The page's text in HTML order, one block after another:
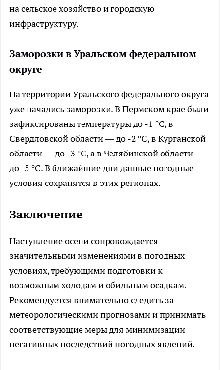
на сельское хозяйство и городскую
инфраструктуру.
Заморозки в Уральском федеральном
округе
На территории Уральского федерального округа
уже начались заморозки. В Пермском крае были
зафиксированы температуры до -1 °C, в
Свердловской области — до -2 °C, в Курганской
области — до -3 °C, а в Челябинской области —
до -5 °C. В ближайшие дни данные погодные
условия сохранятся в этих регионах.
Заключение
Наступление осени сопровождается
значительными изменениями в погодных
условиях, требующими подготовки к
возможным холодам и обильным осадкам.
Рекомендуется внимательно следить за
метеорологическими прогнозами и принимать
соответствующие меры для минимизации
негативных последствий погодных явлений.